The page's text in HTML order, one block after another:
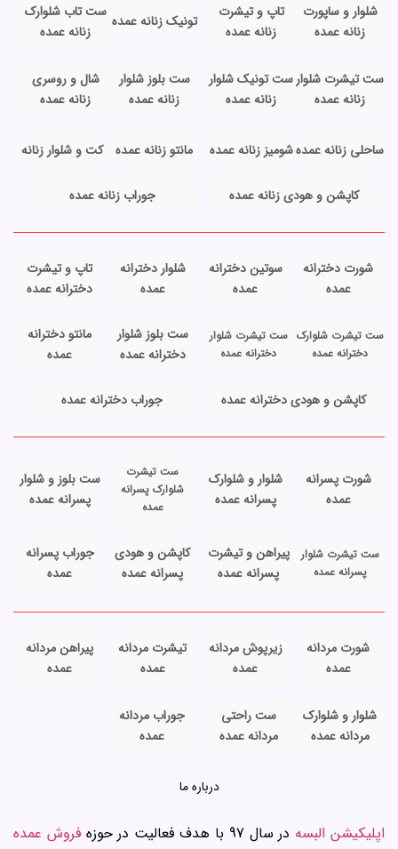
شلوار و ساپورت
زنانه عمده
تاپ و تیشرت
زنانه عمده
تونیک زنانه عمده
ست تاب شلوارک
زنانه عمده
ست تیشرت شلوار
زنانه عمده
ست تونیک شلوار
زنانه عمده
ست بلوز شلوار
زنانه عمده
شال و روسری
زنانه عمده
ساحلی زنانه عمدهشومیز زنانه عمده مانتو زنانه عمده کت و شلوار زنانه
کاپشن و هودی زنانه عمده جوراب زنانه عمده
شورت دخترانه
عمده
سوتین دخترانه
عمده
شلوار دخترانه
عمده
تاپ و تیشرت
دخترانه عمده
ست تیشرت شلوارک
دخترانه عمده
ست تیشرت شلوار
دخترانه عمده
ست بلوز شلوار
دخترانه عمده
مانتو دخترانه
عمده
کاپشن و هودی دخترانه عمده جوراب دخترانه عمده
شورت پسرانه
عمده
شلوار و شلوارک
پسرانه عمده
ست تیشرت
شلوارک پسرانه
عمده
ست بلوز و شلوار
پسرانه عمده
ست تیشرت شلوار
پسرانه عمده
پیراهن و تیشرت
پسرانه عمده
کاپشن و هودی
پسرانه عمده
جوراب پسرانه
عمده
شورت مردانه
عمده
زیرپوش مردانه
عمده
تیشرت مردانه
عمده
پیراهن مردانه
عمده
شلوار و شلوارک
مردانه عمده
ست راحتی
مردانه عمده
جوراب مردانه
عمده
درباره ما
اپلیکیشن البسه در سال 97 با هدف فعالیت در حوزه
فروش عمده